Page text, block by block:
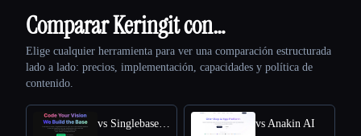
Comparar Keringit con…
Elige cualquier herramienta para ver una comparación estructurada
lado a lado: precios, implementación, capacidades y política de
contenido.
vs SinglebaseCloud vs Anakin AI